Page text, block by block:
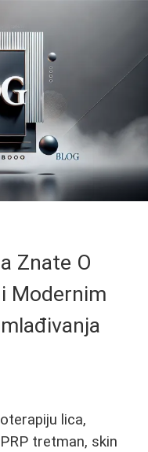
Znate O
Modernim
lica,
tretman, skin